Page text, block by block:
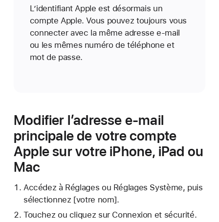
L’identifiant Apple est désormais un
compte Apple. Vous pouvez toujours vous
connecter avec la même adresse e-mail
ou les mêmes numéro de téléphone et
mot de passe.
Modifier l’adresse e-mail
principale de votre compte
Apple sur votre iPhone, iPad ou
Mac
Accédez à Réglages ou Réglages Système, puis
sélectionnez [votre nom].
Touchez ou cliquez sur Connexion et sécurité.